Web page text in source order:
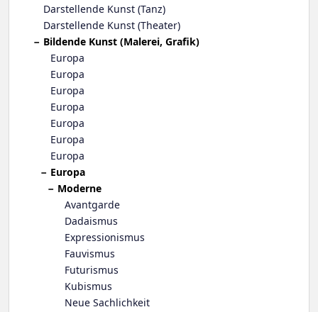
Darstellende Kunst (Tanz)
Darstellende Kunst (Theater)
Bildende Kunst (Malerei, Grafik)
Europa
Europa
Europa
Europa
Europa
Europa
Europa
Europa
Moderne
Avantgarde
Dadaismus
Expressionismus
Fauvismus
Futurismus
Kubismus
Neue Sachlichkeit